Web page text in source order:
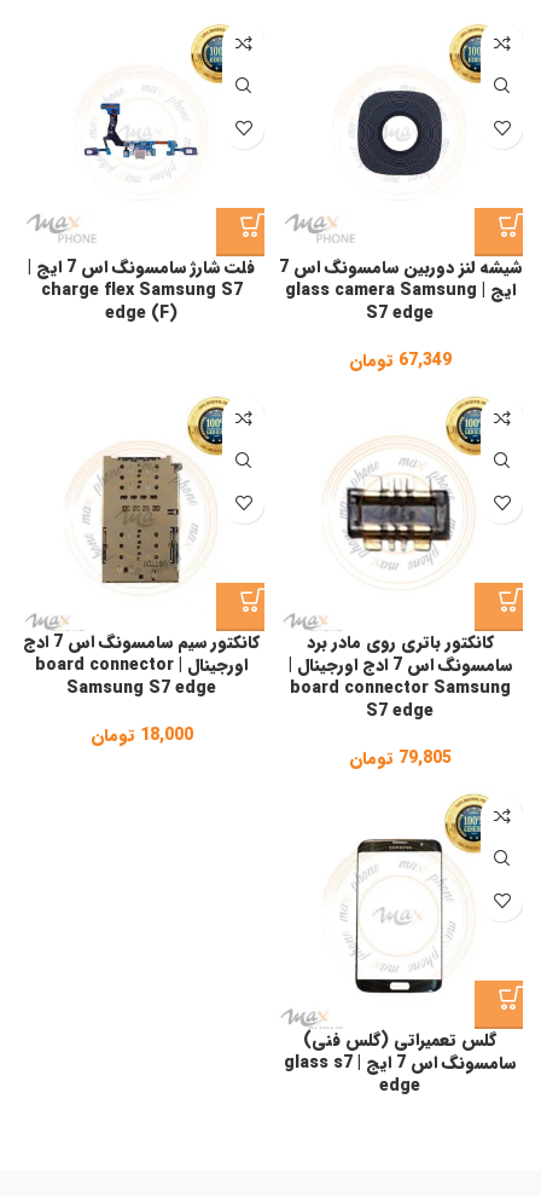
شیشه لنز دوربین سامسونگ اس 7
ایج | glass camera Samsung
S7 edge
67,349 تومان
فلت شارژ سامسونگ اس 7 ایج |
charge flex Samsung S7
edge (F)
کانکتور باتری روی مادر برد
سامسونگ اس 7 ادج اورجینال |
board connector Samsung
S7 edge
79,805 تومان
کانکتور سیم سامسونگ اس 7 ادج
اورجینال | board connector
Samsung S7 edge
18,000 تومان
گلس تعمیراتی (گلس فنی)
سامسونگ اس 7 ایج | glass s7
edge